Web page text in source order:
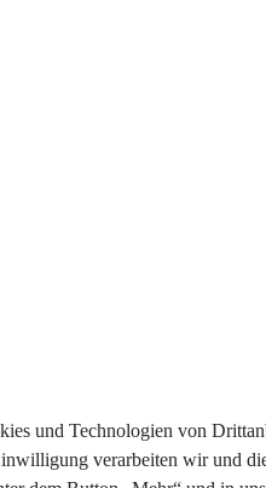
und Technologien von
verarbeiten wir und